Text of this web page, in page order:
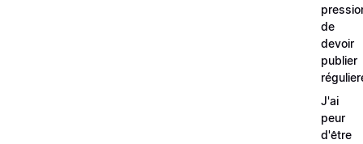
de
devoir
publier
J'ai
peur
d'être